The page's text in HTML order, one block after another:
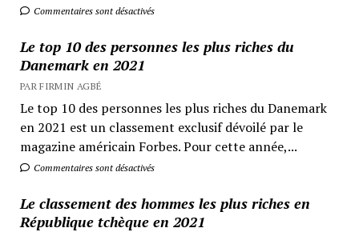
Commentaires sont désactivés
Le top 10 des personnes les plus riches du
Danemark en 2021
PAR FIRMIN AGBÉ
Le top 10 des personnes les plus riches du Danemark
en 2021 est un classement exclusif dévoilé par le
magazine américain Forbes. Pour cette année,...
Commentaires sont désactivés
Le classement des hommes les plus riches en
République tchèque en 2021